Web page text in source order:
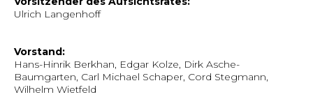
Ulrich Langenhoff
Vorstand:
Hans-Hinrik Berkhan, Edgar Kolze, Dirk Asche-
Baumgarten, Carl Michael Schaper, Cord Stegmann,
Wilhelm Wietfeld